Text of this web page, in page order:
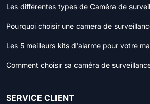
Les différentes types de Caméra de
Pourquoi choisir une camera de
Les 5 meilleurs kits d'alarme pour votre
Comment choisir sa caméra de
SERVICE CLIENT